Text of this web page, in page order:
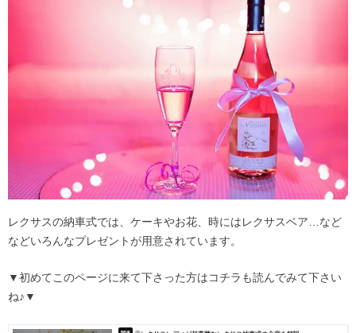
レクサスの納車式では、ケーキやお花、時にはレクサスベア…など
などいろんなプレゼントが用意されています。
▼初めてこのページに来て下さった方はコチラも読んでみて下さい
ね♪▼